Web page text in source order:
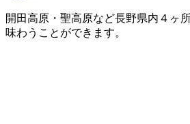
開田高原・聖高原など長野県内４ヶ
味わうことができます。